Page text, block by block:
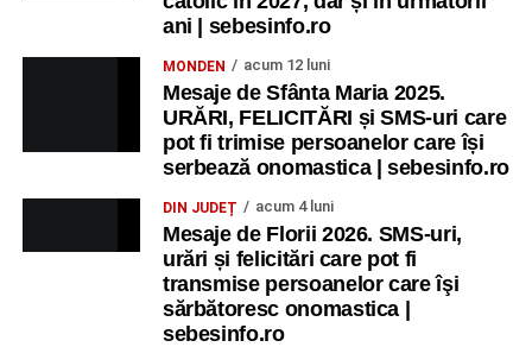
Copiii în armonia orașului
Ora 10.00– Școala din Răhău: activități recreative pentru
– Curtea Școlii „M. Kogălniceanu”: activități
recreative pentru copii.
– Grădina Muzeului Municipal „Ioan Raica”
Sebeș: încheierea Școlii de vară„Curcubeul Prieteniei”
– Aula Primăriei Municipiului Sebeș:
festivitatea de premiere a șefilor de promoție și a elevilor
ani | sebesinfo.ro
MONDEN acum 12 luni
Mesaje de Sfânta Maria 2025.
URĂRI, FELICITĂRI și SMS-uri care
pot fi trimise persoanelor care își
serbează onomastica | sebesinfo.ro
DIN JUDEȚ acum 4 luni
Mesaje de Florii 2026. SMS-uri,
urări și felicitări care pot fi
transmise persoanelor care îşi
sărbătoresc onomastica |
sebesinfo.ro